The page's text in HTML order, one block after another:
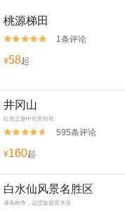
桃源梯田

 1条评论
¥58起
井冈山
红色之旅中欣赏自然

 595条评论
¥160起
白水仙风景名胜区
瀑布称奇，远望如观音沐浴